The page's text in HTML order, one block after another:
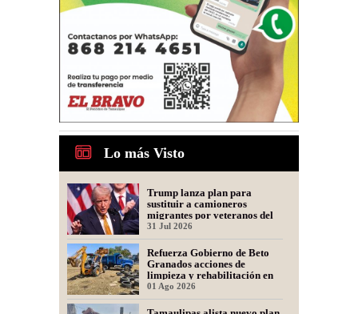
Lo más Visto
Trump lanza plan para
sustituir a camioneros
migrantes por veteranos del
Ejército
31 Jul 2026
Refuerza Gobierno de Beto
Granados acciones de
limpieza y rehabilitación en
Los Presidentes
01 Ago 2026